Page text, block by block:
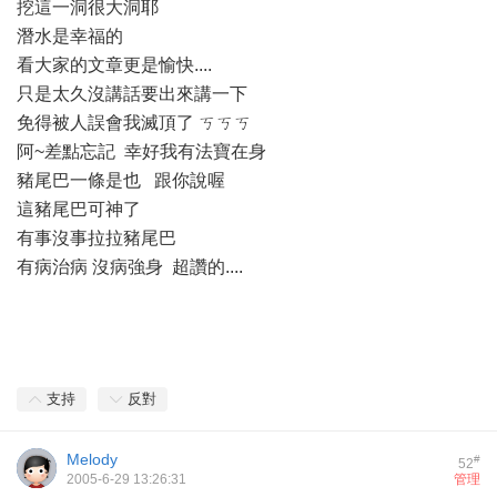
挖這一洞很大洞耶
潛水是幸福的
看大家的文章更是愉快....
只是太久沒講話要出來講一下
免得被人誤會我滅頂了 ㄎㄎㄎ
阿~差點忘記 幸好我有法寶在身
豬尾巴一條是也 跟你說喔
這豬尾巴可神了
有事沒事拉拉豬尾巴
有病治病 沒病強身 超讚的....
支持 反對
52#
Melody
管理
2005-6-29 13:26:31